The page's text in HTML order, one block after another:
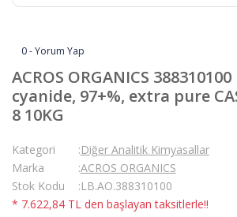
0 - Yorum Yap
ACROS ORGANICS
cyanide, 97+%, extra pure
8 10KG
Kategori
Diğer Analitik Kimyasallar
Marka
ACROS ORGANICS
Stok Kodu
LB.AO.388310100
* 7.622,84 TL den başlayan taksitlerle!!